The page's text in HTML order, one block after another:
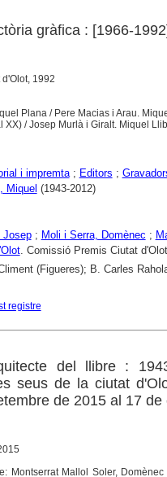
gràfica : [1966-
1992
Plana / Pere Macias i Arau.
XX) / Josep Murlà i Giralt. Miquel
i impremta; Editors ;
Miquel (1943-2012)
Josep; Moli i Serra, Domènec ;
. Comissió Premis Ciutat d'Olot
(Figueres); B. Carles
registre
del llibre :
seus de la ciutat
de 2015 al 17 de
Montserrat Mallol Soler,